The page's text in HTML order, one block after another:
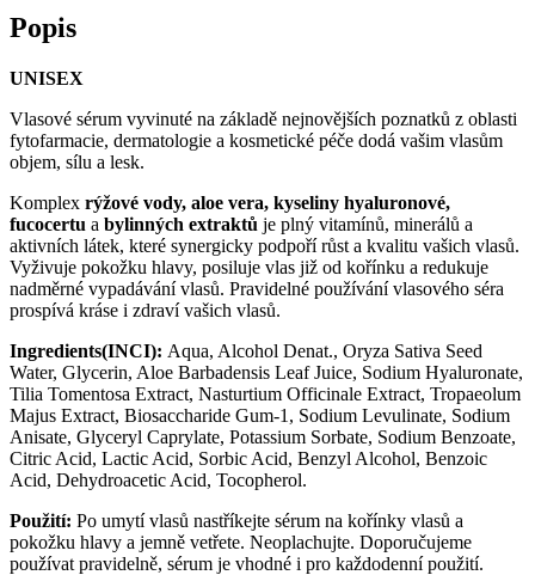
Popis
UNISEX
Vlasové sérum vyvinuté na základě nejnovějších poznatků z oblasti
fytofarmacie, dermatologie a kosmetické péče dodá vašim vlasům
objem, sílu a lesk.
Komplex rýžové vody, aloe vera, kyseliny hyaluronové,
fucocertu a bylinných extraktů je plný vitamínů, minerálů a
aktivních látek, které synergicky podpoří růst a kvalitu vašich vlasů.
Vyživuje pokožku hlavy, posiluje vlas již od kořínku a redukuje
nadměrné vypadávání vlasů. Pravidelné používání vlasového séra
prospívá kráse i zdraví vašich vlasů.
Ingredients(INCI): Aqua, Alcohol Denat., Oryza Sativa Seed
Water, Glycerin, Aloe Barbadensis Leaf Juice, Sodium Hyaluronate,
Tilia Tomentosa Extract, Nasturtium Officinale Extract, Tropaeolum
Majus Extract, Biosaccharide Gum-1, Sodium Levulinate, Sodium
Anisate, Glyceryl Caprylate, Potassium Sorbate, Sodium Benzoate,
Citric Acid, Lactic Acid, Sorbic Acid, Benzyl Alcohol, Benzoic
Acid, Dehydroacetic Acid, Tocopherol.
Použití: Po umytí vlasů nastříkejte sérum na kořínky vlasů a
pokožku hlavy a jemně vetřete. Neoplachujte. Doporučujeme
používat pravidelně, sérum je vhodné i pro každodenní použití.